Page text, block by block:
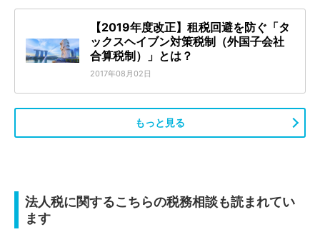
【2019年度改正】租税回避を防ぐ「タ
ックスヘイブン対策税制（外国子会社
合算税制）」とは？
2017年08月02日
もっと見る
法人税に関するこちらの税務相談も読まれてい
ます